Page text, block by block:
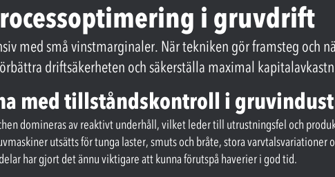
i gruvdrift
med små vinstmarginaler. När tekniken gör framsteg och
driftsäkerheten och säkerställa maximal
med tillståndskontroll i
domineras av reaktivt underhåll, vilket leder till utrustningsfel och
utsätts för tunga laster, smuts och bråte, stora
har gjort det ännu viktigare att kunna förutspå haverier i god tid.